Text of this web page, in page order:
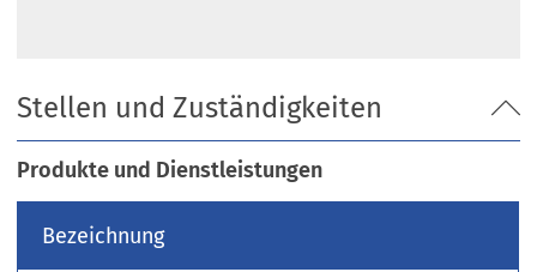
e
m
n
e
n
Stellen und Zuständigkeiten
Produkte und Dienstleistungen
Bezeichnung